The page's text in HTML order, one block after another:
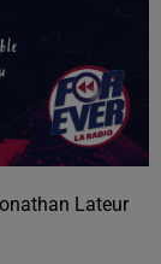
Lateur